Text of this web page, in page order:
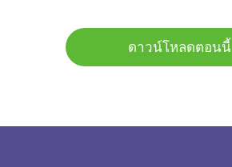
ดาวน์โหลดตอนนี้